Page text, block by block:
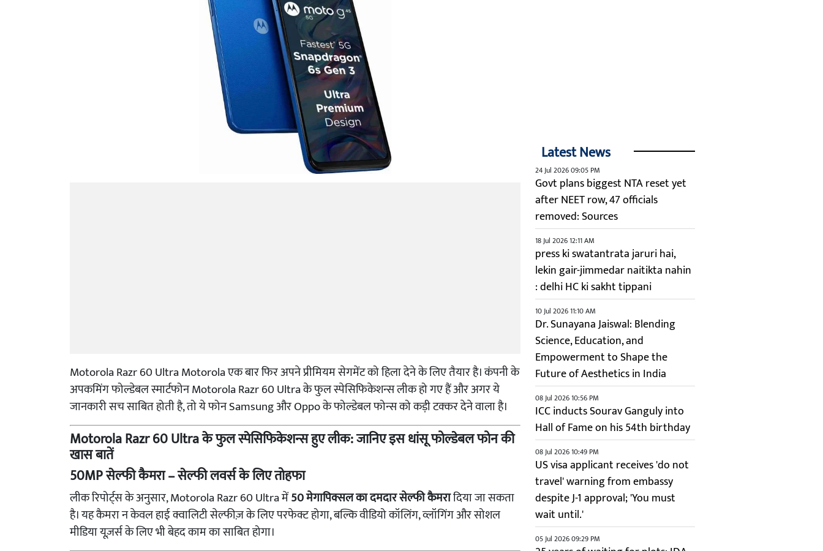
Motorola Razr 60 Ultra Motorola एक बार फिर अपने प्रीमियम सेगमेंट को हिला देने के लिए तैयार है। कंपनी के
अपकमिंग फोल्डेबल स्मार्टफोन Motorola Razr 60 Ultra के फुल स्पेसिफिकेशन्स लीक हो गए हैं और अगर ये
जानकारी सच साबित होती है, तो ये फोन Samsung और Oppo के फोल्डेबल फोन्स को कड़ी टक्कर देने वाला है।
Motorola Razr 60 Ultra के फुल स्पेसिफिकेशन्स हुए लीक: जानिए इस धांसू फोल्डेबल फोन की
खास बातें
50MP सेल्फी कैमरा – सेल्फी लवर्स के लिए तोहफा
लीक रिपोर्ट्स के अनुसार, Motorola Razr 60 Ultra में50 मेगापिक्सल का दमदार सेल्फी कैमरादिया जा सकता
है। यह कैमरा न केवल हाई क्वालिटी सेल्फीज़ के लिए परफेक्ट होगा, बल्कि वीडियो कॉलिंग, व्लॉगिंग और सोशल
मीडिया यूज़र्स के लिए भी बेहद काम का साबित होगा।
Latest News
24 Jul 2026 09:05 PM
Govt plans biggest NTA reset yet
after NEET row, 47 officials
removed: Sources
18 Jul 2026 12:11 AM
press ki swatantrata jaruri hai,
lekin gair-jimmedar naitikta nahin
: delhi HC ki sakht tippani
10 Jul 2026 11:10 AM
Dr. Sunayana Jaiswal: Blending
Science, Education, and
Empowerment to Shape the
Future of Aesthetics in India
08 Jul 2026 10:56 PM
ICC inducts Sourav Ganguly into
Hall of Fame on his 54th birthday
08 Jul 2026 10:49 PM
US visa applicant receives 'do not
travel' warning from embassy
despite J-1 approval; 'You must
wait until.'
05 Jul 2026 09:29 PM